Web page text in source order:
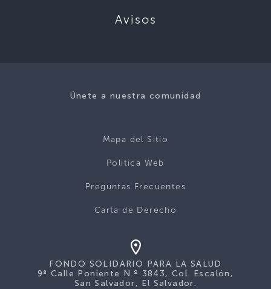
Avisos
Únete a nuestra comunidad
Mapa del Sitio
Politica Web
Preguntas Frecuentes
Carta de Derecho
FONDO SOLIDARIO PARA LA SALUD
9ª Calle Poniente N.º 3843, Col. Escalón,
San Salvador, El Salvador.